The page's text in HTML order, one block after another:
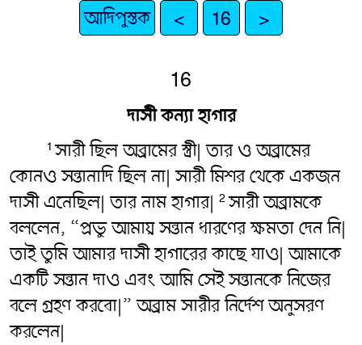
আদিপুস্তক < 16 >
16
দাসী কন্যা হাগার
1সারী ছিল অব্রামের স্ত্রী| তার ও অব্রামের
কোনও সন্তানাদি ছিল না| সারী মিশর থেকে একজন
দাসী এনেছিল| তার নাম হাগার| 2সারী অব্রামকে
বললেন, “প্রভু আমায় সন্তান ধারণের ক্ষমতা দেন নি|
তাই তুমি আমার দাসী হাগারের কাছে যাও| আমাকে
একটি সন্তান দাও এবং আমি সেই সন্তানকে নিজের
বলে গ্রহণ করবো|” অব্রাম সারীর নির্দেশ অনুসরণ
করলেন|